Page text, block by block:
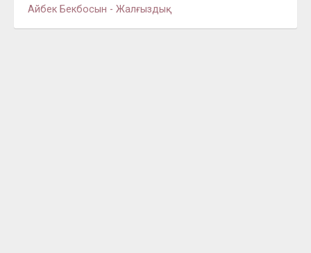
Айбек Бекбосын - Жалғыздық